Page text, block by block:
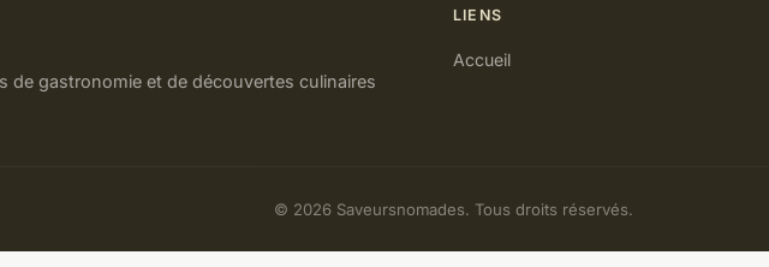
de gastronomie et de découvertes culinaires
LIENS
Accueil
© 2026 Saveursnomades. Tous droits réservés.